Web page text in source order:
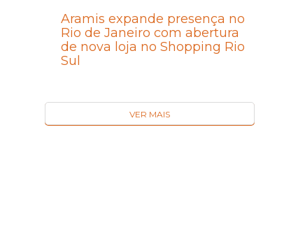
Aramis expande presença no
Rio de Janeiro com abertura
de nova loja no Shopping Rio
Sul
VER MAIS